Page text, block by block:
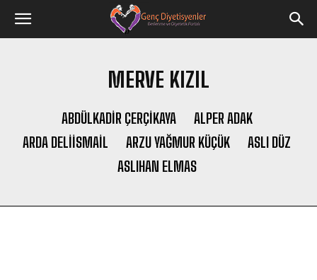
MERVE KIZIL
ABDÜLKADIR ÇERÇİKAYA
ALPER ADAK
ARDA DELIISMAIL
ARZU YAĞMUR KÜÇÜK
ASLI DÜZ
ASLIHAN ELMAS